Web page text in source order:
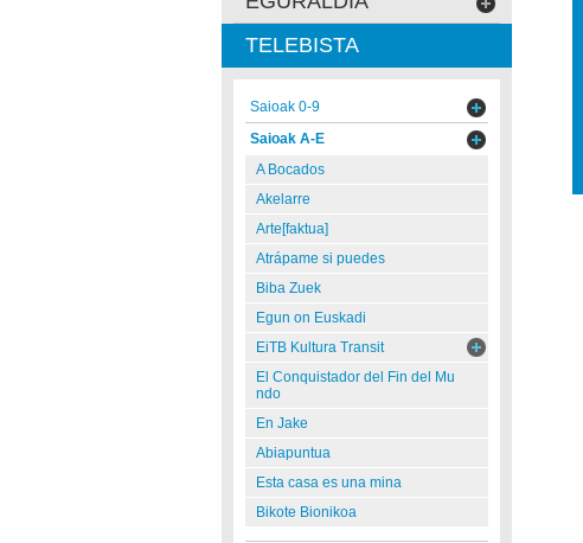
TELEBISTA
Saioak 0-9
Saioak A-E
A Bocados
Akelarre
Arte[faktua]
Atrápame si puedes
Biba Zuek
Egun on Euskadi
EiTB Kultura Transit
El Conquistador del Fin del Mu
ndo
En Jake
Abiapuntua
Esta casa es una mina
Bikote Bionikoa